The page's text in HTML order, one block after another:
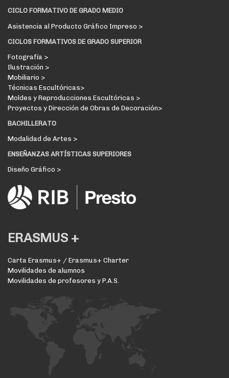
CICLO FORMATIVO DE GRADO MEDIO
Asistencia al Producto Gráfico Impreso >
CICLOS FORMATIVOS DE GRADO SUPERIOR
Fotografía >
Ilustración >
Mobiliario >
Técnicas Escultóricas>
Moldes y Reproducciones Escultóricas >
Proyectos y Dirección de Obras de Decoración>
BACHILLERATO
Modalidad de Artes >
ENSEÑANZAS ARTÍSTICAS SUPERIORES
Diseño Gráfico >
ERASMUS +
Carta Erasmus+ / Erasmus+ Charter
Movilidades de alumnos
Movilidades de profesores y P.A.S.